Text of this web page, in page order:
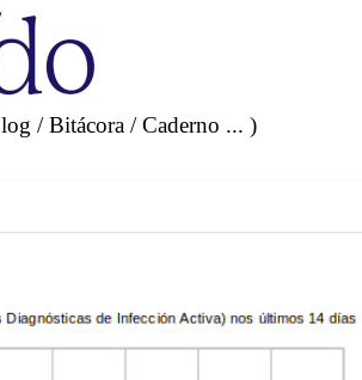
/ Bitácora / Caderno ... )